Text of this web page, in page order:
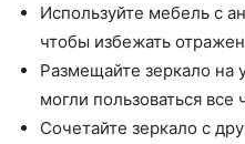
Используйте мебель с
чтобы избежать
Размещайте зеркало на
могли пользоваться
Сочетайте зеркало с